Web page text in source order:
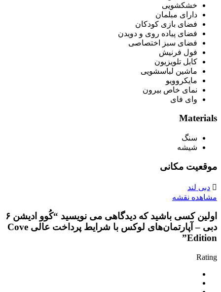
خشکشویی
دارای مبلمان
فضای بازی کودکان
فضای پیاده روی و دویدن
فضای سبز اختصاصی
فول فرنیش
کابل تلویزیون
ماشین لباسشویی
مایکروویو
نمای خاص بیرون
وای فای
Materials
سنگ
شیشه
موقعیت مکانی
دبی لند
مشاهده نقشه
اولین کسی باشید که دیدگاهی می نویسید “کُوو ادیشن ۶
دبی – آپارتمان‌های لوکس با شرایط پرداخت عالی Cove
Edition”
Rating